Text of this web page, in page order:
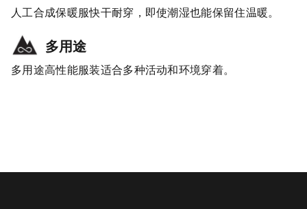
人工合成保暖服快干耐穿，即使潮湿也能保留住温暖。
多用途
多用途高性能服装适合多种活动和环境穿着。